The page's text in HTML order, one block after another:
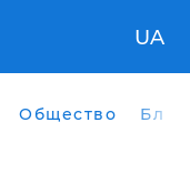
UA
Общество